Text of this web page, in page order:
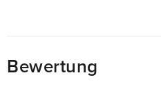
Bewertung